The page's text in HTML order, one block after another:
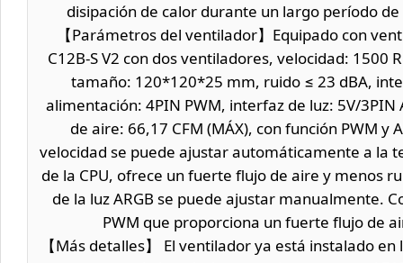
disipación de calor durante un largo período
【Parámetros del ventilador】Equipado con
C12B-S V2 con dos ventiladores, velocidad: 1500
tamaño: 120*120*25 mm, ruido ≤ 23 dBA,
alimentación: 4PIN PWM, interfaz de luz: 5V/3PIN
de aire: 66,17 CFM (MÁX), con función PWM y
velocidad se puede ajustar automáticamente a la
de la CPU, ofrece un fuerte flujo de aire y menos
de la luz ARGB se puede ajustar manualmente.
PWM que proporciona un fuerte flujo de
【Más detalles】 El ventilador ya está instalado